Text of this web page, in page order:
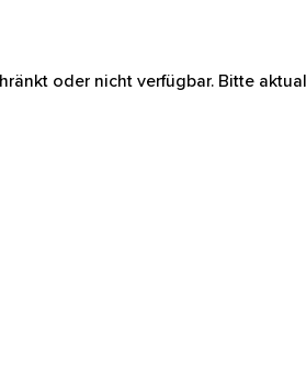
oder nicht verfügbar. Bitte